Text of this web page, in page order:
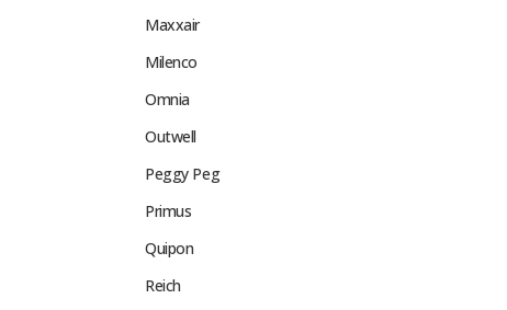
Maxxair
Milenco
Omnia
Outwell
Peggy Peg
Primus
Quipon
Reich